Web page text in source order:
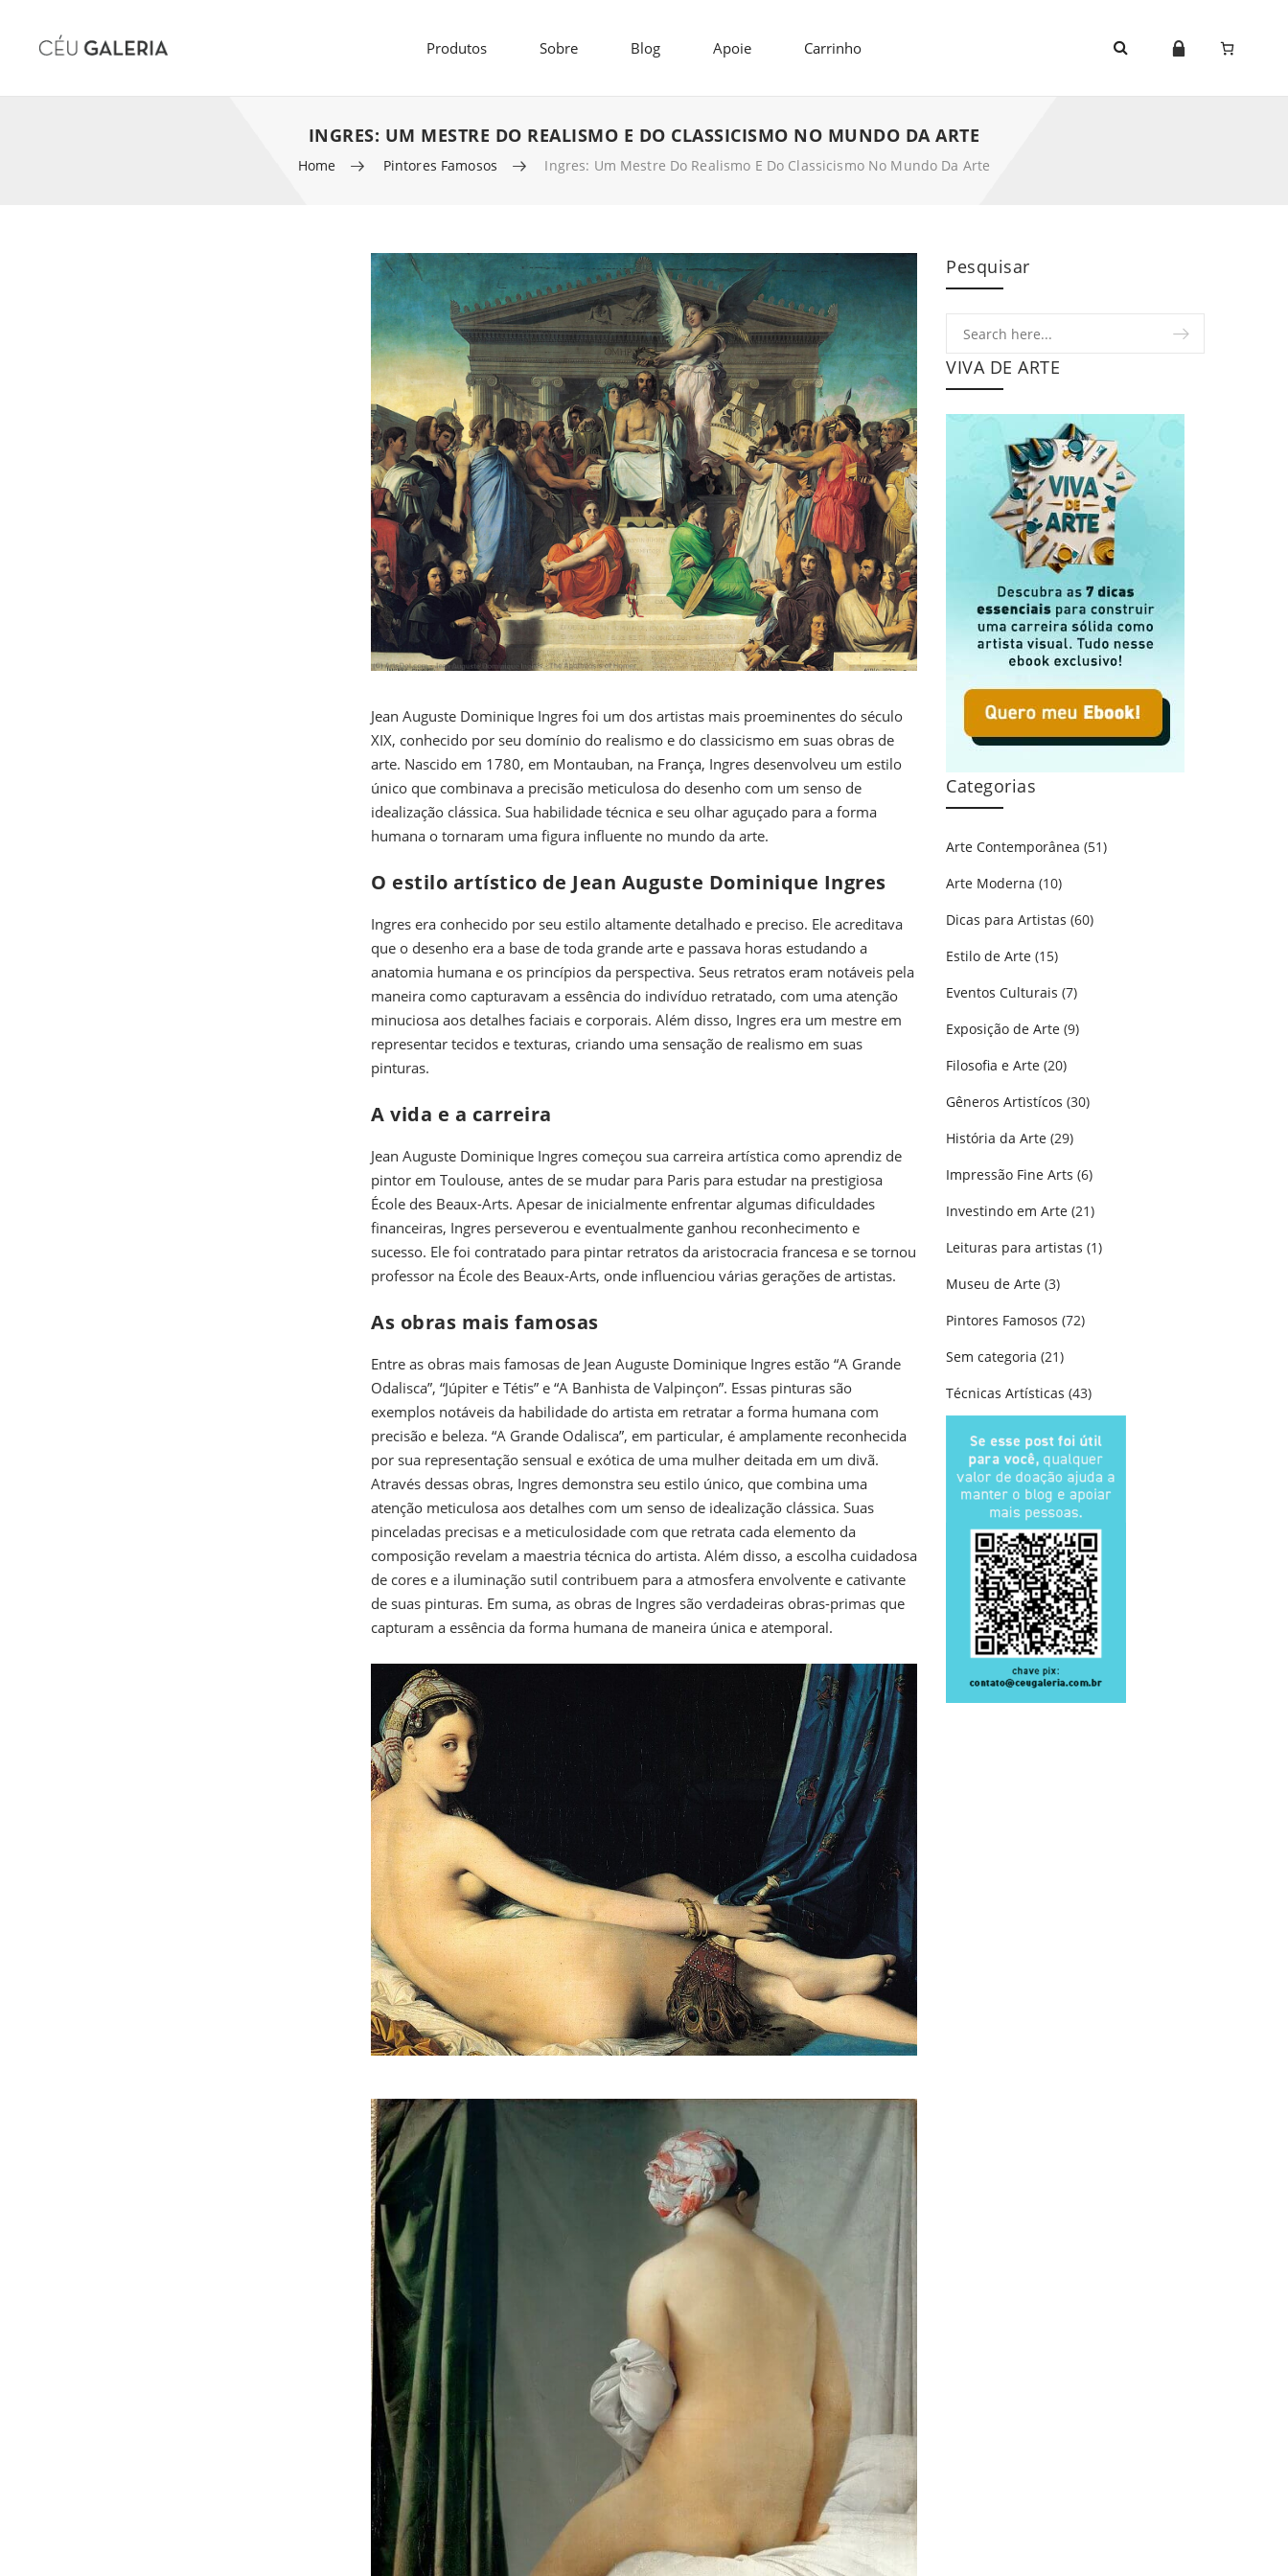
Produtos Sobre Blog Apoie Carrinho
INGRES: UM MESTRE DO REALISMO E DO CLASSICISMO NO MUNDO DA ARTE
Home Pintores Famosos Ingres: Um Mestre Do Realismo E Do Classicismo No Mundo Da Arte
Jean Auguste Dominique Ingres foi um dos artistas mais proeminentes do século
XIX, conhecido por seu domínio do realismo e do classicismo em suas obras de
arte. Nascido em 1780, em Montauban, na França, Ingres desenvolveu um estilo
único que combinava a precisão meticulosa do desenho com um senso de
idealização clássica. Sua habilidade técnica e seu olhar aguçado para a forma
humana o tornaram uma figura influente no mundo da arte.
O estilo artístico de Jean Auguste Dominique Ingres
Ingres era conhecido por seu estilo altamente detalhado e preciso. Ele acreditava
que o desenho era a base de toda grande arte e passava horas estudando a
anatomia humana e os princípios da perspectiva. Seus retratos eram notáveis pela
maneira como capturavam a essência do indivíduo retratado, com uma atenção
minuciosa aos detalhes faciais e corporais. Além disso, Ingres era um mestre em
representar tecidos e texturas, criando uma sensação de realismo em suas
pinturas.
A vida e a carreira
Jean Auguste Dominique Ingres começou sua carreira artística como aprendiz de
pintor em Toulouse, antes de se mudar para Paris para estudar na prestigiosa
École des Beaux-Arts. Apesar de inicialmente enfrentar algumas dificuldades
financeiras, Ingres perseverou e eventualmente ganhou reconhecimento e
sucesso. Ele foi contratado para pintar retratos da aristocracia francesa e se tornou
professor na École des Beaux-Arts, onde influenciou várias gerações de artistas.
As obras mais famosas
Entre as obras mais famosas de Jean Auguste Dominique Ingres estão “A Grande
Odalisca”, “Júpiter e Tétis” e “A Banhista de Valpinçon”. Essas pinturas são
exemplos notáveis da habilidade do artista em retratar a forma humana com
precisão e beleza. “A Grande Odalisca”, em particular, é amplamente reconhecida
por sua representação sensual e exótica de uma mulher deitada em um divã.
Através dessas obras, Ingres demonstra seu estilo único, que combina uma
atenção meticulosa aos detalhes com um senso de idealização clássica. Suas
pinceladas precisas e a meticulosidade com que retrata cada elemento da
composição revelam a maestria técnica do artista. Além disso, a escolha cuidadosa
de cores e a iluminação sutil contribuem para a atmosfera envolvente e cativante
de suas pinturas. Em suma, as obras de Ingres são verdadeiras obras-primas que
capturam a essência da forma humana de maneira única e atemporal.
Pesquisar
VIVA DE ARTE
Categorias
Arte Contemporânea (51)
Arte Moderna (10)
Dicas para Artistas (60)
Estilo de Arte (15)
Eventos Culturais (7)
Exposição de Arte (9)
Filosofia e Arte (20)
Gêneros Artistícos (30)
História da Arte (29)
Impressão Fine Arts (6)
Investindo em Arte (21)
Leituras para artistas (1)
Museu de Arte (3)
Pintores Famosos (72)
Sem categoria (21)
Técnicas Artísticas (43)